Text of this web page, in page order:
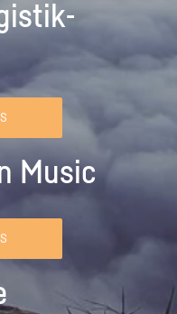
Music